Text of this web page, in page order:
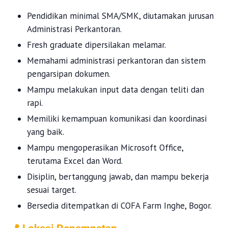
Pendidikan minimal SMA/SMK, diutamakan jurusan
Administrasi Perkantoran.
Fresh graduate dipersilakan melamar.
Memahami administrasi perkantoran dan sistem
pengarsipan dokumen.
Mampu melakukan input data dengan teliti dan
rapi.
Memiliki kemampuan komunikasi dan koordinasi
yang baik.
Mampu mengoperasikan Microsoft Office,
terutama Excel dan Word.
Disiplin, bertanggung jawab, dan mampu bekerja
sesuai target.
Bersedia ditempatkan di COFA Farm Inghe, Bogor.